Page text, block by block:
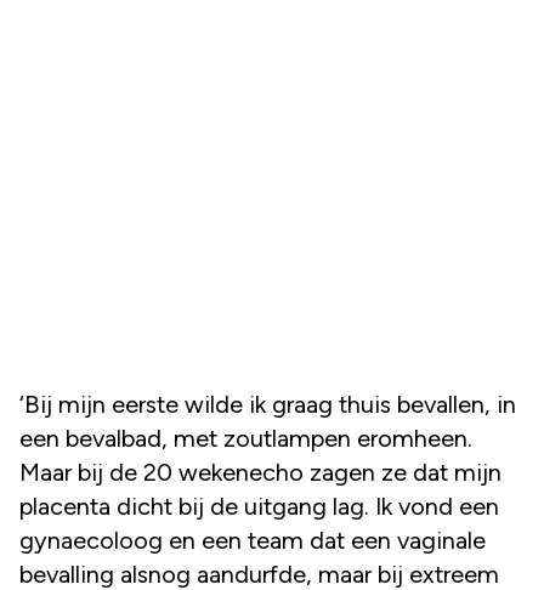
‘Bij mijn eerste wilde ik graag thuis bevallen, in
een bevalbad, met zoutlampen eromheen.
Maar bij de 20 wekenecho zagen ze dat mijn
placenta dicht bij de uitgang lag. Ik vond een
gynaecoloog en een team dat een vaginale
bevalling alsnog aandurfde, maar bij extreem